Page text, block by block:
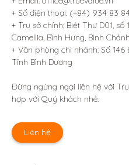
+ Số điện thoại: (+84) 934 83
+ Trụ sở chính: Biệt Thự D01, số
Camellia, Bình Hưng, Bình
+ Văn phòng chi nhánh: Số 146
Tỉnh Bình Dương
Đừng ngừng ngại liên hệ với
hợp với Quý khách nhé.
Liên hệ